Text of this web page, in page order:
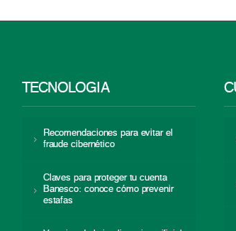
TECNOLOGÍA
Recomendaciones para evitar el
fraude cibernético
Claves para proteger tu cuenta
Banesco: conoce cómo prevenir
estafas